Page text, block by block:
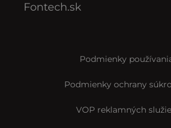
Fontech.sk
Podmienky
Podmienky ochrany
VOP reklamných